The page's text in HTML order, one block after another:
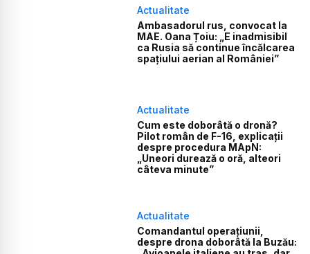
Actualitate
Ambasadorul rus, convocat la
MAE. Oana Țoiu: „E inadmisibil
ca Rusia să continue încălcarea
spațiului aerian al României”
Actualitate
Cum este doborâtă o dronă?
Pilot român de F-16, explicații
despre procedura MApN:
„Uneori durează o oră, alteori
câteva minute”
Actualitate
Comandantul operațiunii,
despre drona doborâtă la Buzău: